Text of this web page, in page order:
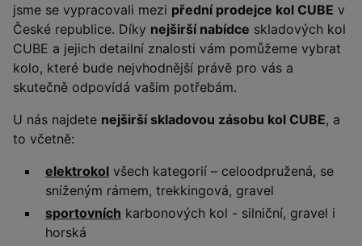
jsme se vypracovali mezi přední prodejce kol CUBE v
České republice. Díky nejširší nabídce skladových kol
CUBE a jejich detailní znalosti vám pomůžeme vybrat
kolo, které bude nejvhodnější právě pro vás a
skutečně odpovídá vašim potřebám.
U nás najdete nejširší skladovou zásobu kol CUBE, a
to včetně:
elektrokol všech kategorií – celoodpružená, se
sníženým rámem, trekkingová, gravel
sportovních karbonových kol - silniční, gravel i
horská